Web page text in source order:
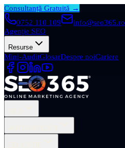
Consultanță Gratuită →
0752 110 109
info@seo365.ro
Agenție SEO
Resurse
Mini-AuditGlosarDespre noiCariere